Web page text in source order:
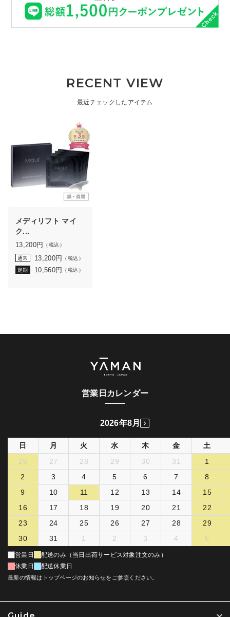
RECENT VIEW
最近チェックしたアイテム
メディリフト マイ
ク...
13,200円 （税込）
通常 13,200円 （税込）
定期 10,560円 （税込）
営業日カレンダー
2026年8月
日 月 火 水 木 金
土
26
27 28 29 30 31
1
2
3 4 5 6 7
8
9
10 11 12 13 14
15
16
17 18 19 20 21
22
23
24 25 26 27 28
29
30
31 1 2 3 4 5
営業日
配送のみ（当日出荷サービス対象注文のみ）
休業日
配送休業日
最新の情報はトップページのお知らせをご参照ください。